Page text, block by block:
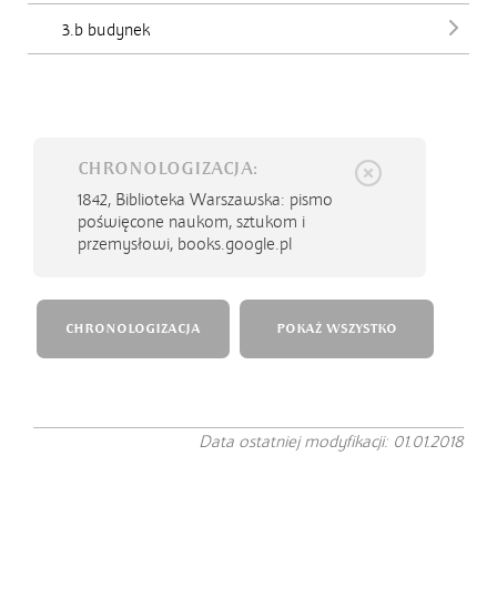
3.b budynek
CHRONOLOGIZACJA:
1842, Biblioteka Warszawska: pismo
poświęcone naukom, sztukom i
przemysłowi, books.google.pl
CHRONOLOGIZACJA POKAŻ WSZYSTKO
Data ostatniej modyfikacji: 01.01.2018